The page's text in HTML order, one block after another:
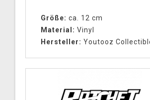
Größe: ca. 12 cm
Material: Vinyl
Hersteller: Youtooz